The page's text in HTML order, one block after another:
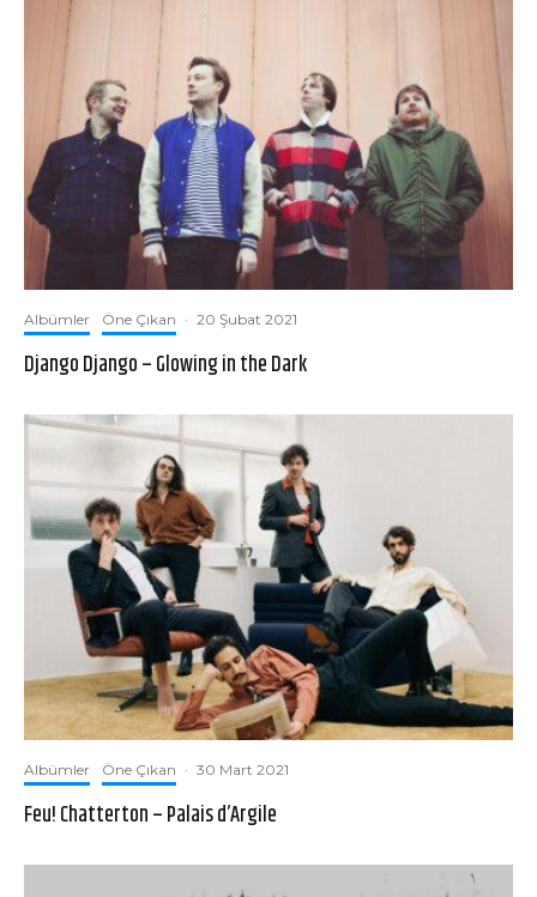
Albümler Öne Çıkan · 20 Şubat 2021
Django Django – Glowing in the Dark
Albümler Öne Çıkan · 30 Mart 2021
Feu! Chatterton – Palais d’Argile